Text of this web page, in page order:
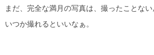
まだ、完全な満月の写真は、撮ったことない
いつか撮れるといいなぁ。